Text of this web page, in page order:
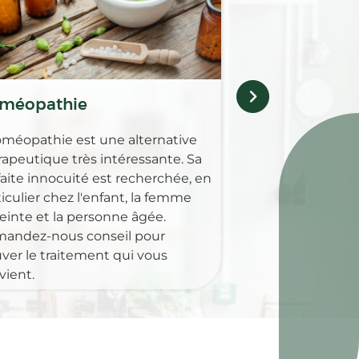
est une alternative
très intéressante. Sa
innocuité est recherchée, en
chez l'enfant, la femme
et la personne âgée.
nous conseil pour
le traitement qui vous